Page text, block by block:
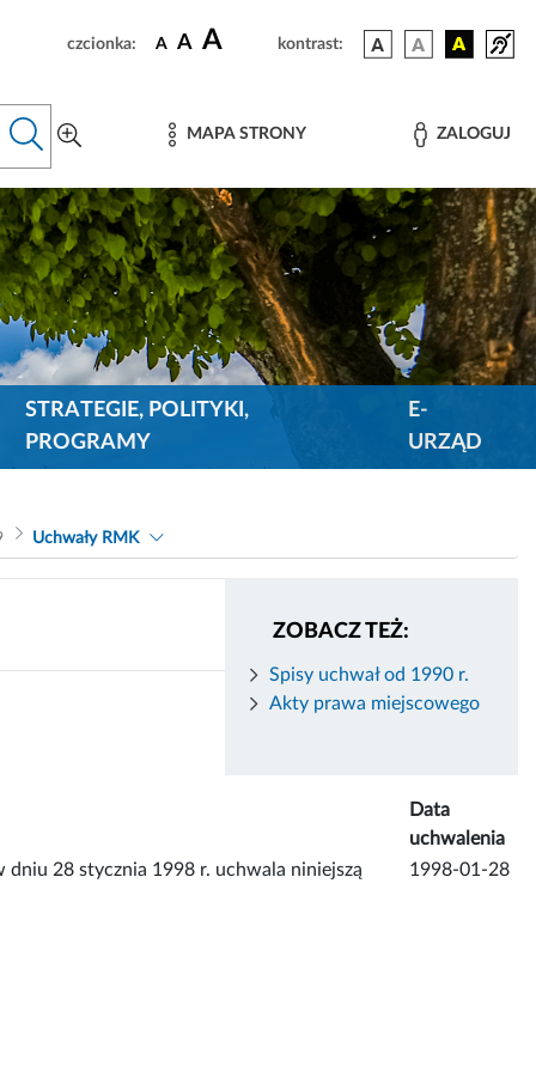
czcionka: A A A kontrast:
MAPA STRONY ZALOGUJ
STRATEGIE, POLITYKI,
PROGRAMY
E-
URZĄD
Uchwały RMK
ZOBACZ TEŻ:
Spisy uchwał od 1990 r.
Akty prawa miejscowego
Data
uchwalenia
28 stycznia 1998 r. uchwala niniejszą
1998-01-28